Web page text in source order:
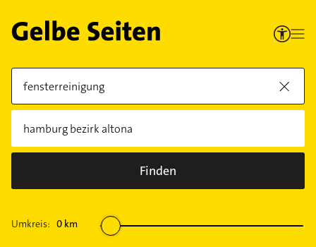
Finden
Umkreis: 0 km